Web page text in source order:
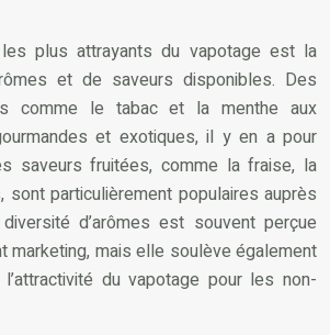
plus attrayants du vapotage est la
et de saveurs disponibles. Des
comme le tabac et la menthe aux
et exotiques, il y en a pour
saveurs fruitées, comme la fraise, la
sont particulièrement populaires auprès
d’arômes est souvent perçue
marketing, mais elle soulève également
du vapotage pour les non-